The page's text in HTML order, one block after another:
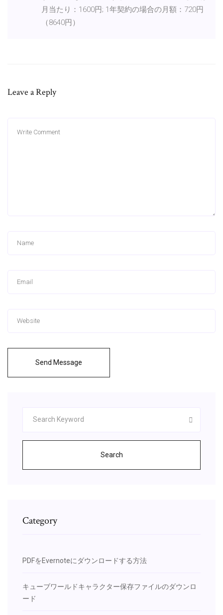
月当たり：1600円; 1年契約の場合の月額：720円
（8640円）
Leave a Reply
Send Message
Search
Category
PDFをEvernoteにダウンロードする方法
キューブワールドキャラクター保存ファイルのダウンロ
ード